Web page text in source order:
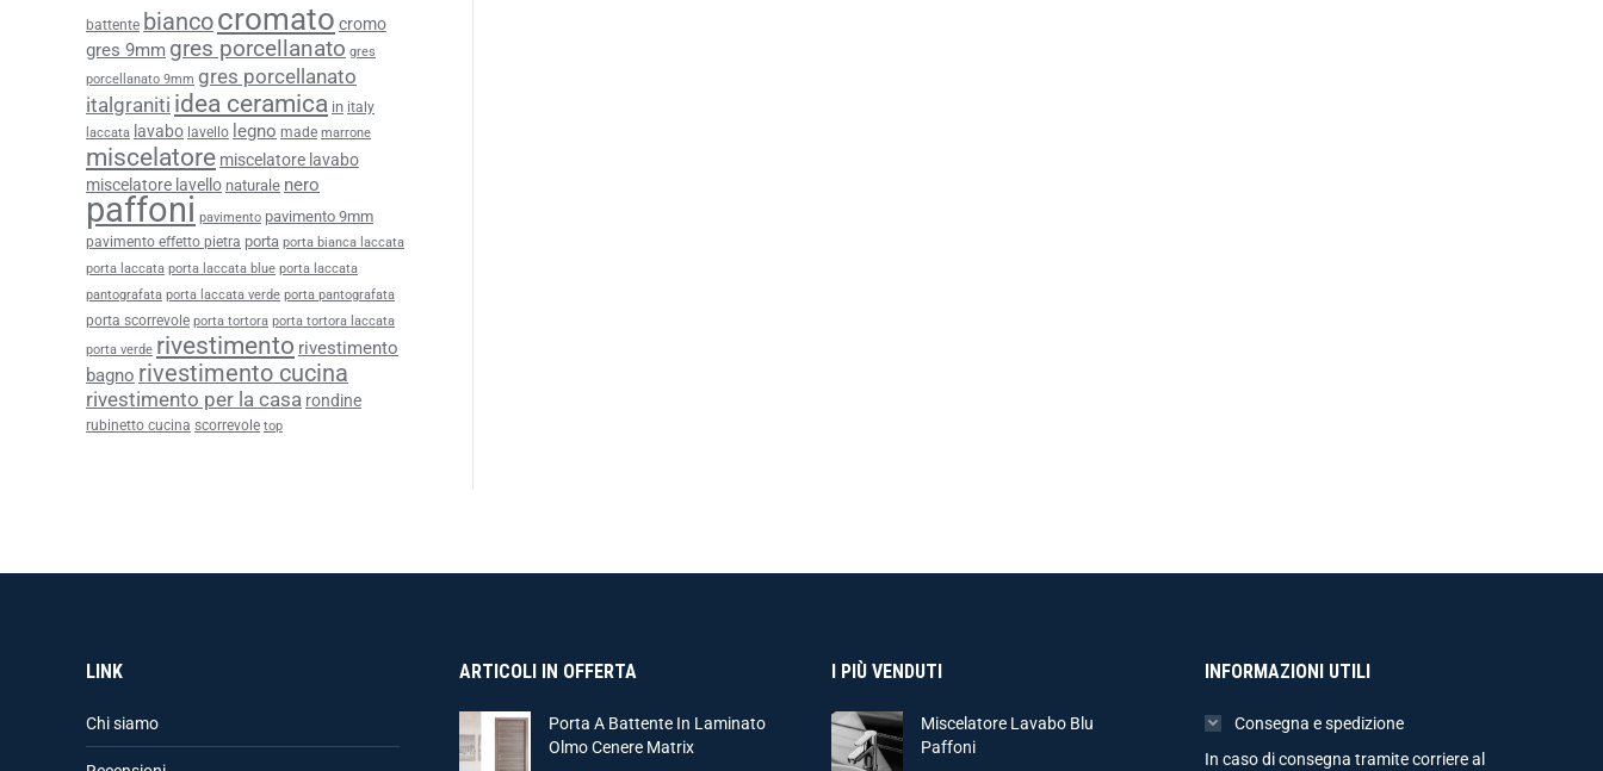
battente biancocromato cromo
gres 9mm gres porcellanato gres
porcellanato 9mm gres porcellanato
italgraniti idea ceramica in italy
laccata lavabo lavello legno made marrone
miscelatore miscelatore lavabo
miscelatore lavello naturale nero
paffoni pavimento pavimento 9mm
pavimento effetto pietra porta porta bianca laccata
porta laccata porta laccata blue porta laccata
pantografata porta laccata verde porta pantografata
porta scorrevole porta tortora porta tortora laccata
porta verde rivestimento rivestimento
bagno rivestimento cucina
rivestimento per la casa rondine
rubinetto cucina scorrevole top
LINK
Chi siamo
ARTICOLI IN OFFERTA
Porta A Battente In Laminato
Olmo Cenere Matrix
I PIÙ VENDUTI
Miscelatore Lavabo Blu
Paffoni
INFORMAZIONI UTILI
Consegna e spedizione
In caso di consegna tramite corriere al